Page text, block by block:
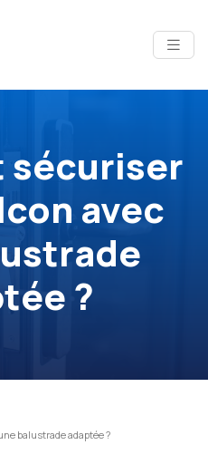
sécuriser
avec
?
balustrade adaptée ?